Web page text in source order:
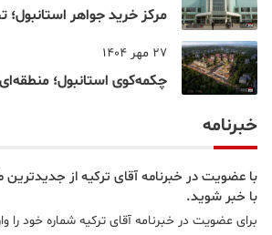
مرکز خرید جواهر استانبول؛
27 مهر 1404
چکمه‌کوی استانبول؛ منطقه‌ای
خبرنامه
با عضویت در خبرنامه آقای ترکیه از جدیدترین
با خبر شوید.
برای عضویت در خبرنامه آقای ترکیه شماره خود را